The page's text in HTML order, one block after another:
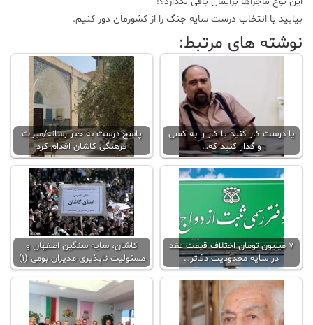
هنری
بیایید با انتخاب درست سایه جنگ را از کشورمان دور کنیم.
نوشته های مرتبط:
یا درست کار کنید یا کار را به کسی
واگذار کنید که…
پاسخ درست به خبر رسانه/میراث
فرهنگی کاشان اقدام کرد
۷ میلیون تومان اختلاف قیمت عقد
در سایه محدودیت دفاتر…
کاشان، سایه سنگین اصفهان و
مسئولیت ناپذیری مدیران بومی (1)